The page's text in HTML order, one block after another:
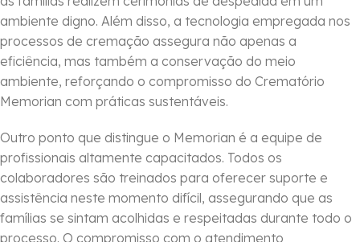
ambiente digno. Além disso, a tecnologia empregada nos
processos de cremação assegura não apenas a
eficiência, mas também a conservação do meio
ambiente, reforçando o compromisso do Crematório
Memorian com práticas sustentáveis.
Outro ponto que distingue o Memorian é a equipe de
profissionais altamente capacitados. Todos os
colaboradores são treinados para oferecer suporte e
assistência neste momento difícil, assegurando que as
famílias se sintam acolhidas e respeitadas durante todo o
processo. O compromisso com o atendimento